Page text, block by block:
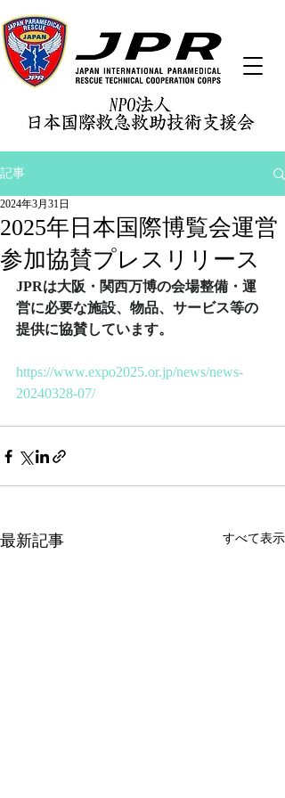
記事
2025年日本国際博覧会運営
参加協賛プレスリリース
2024年3月31日
JPRは大阪・関西万博の会場整備・運
営に必要な施設、物品、サービス等の
提供に協賛しています。
https://www.expo2025.or.jp/news/news-
20240328-07/
最新記事 すべて表示